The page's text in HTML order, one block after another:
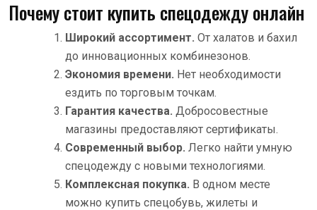
Почему стоит купить спецодежду онлайн
Широкий ассортимент. От халатов и бахил
до инновационных комбинезонов.
Экономия времени. Нет необходимости
ездить по торговым точкам.
Гарантия качества. Добросовестные
магазины предоставляют сертификаты.
Современный выбор. Легко найти умную
спецодежду с новыми технологиями.
Комплексная покупка. В одном месте
можно купить спецобувь, жилеты и